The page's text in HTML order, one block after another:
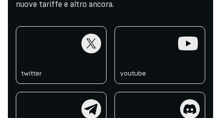
nuove tariffe e altro ancora.
twitter youtube